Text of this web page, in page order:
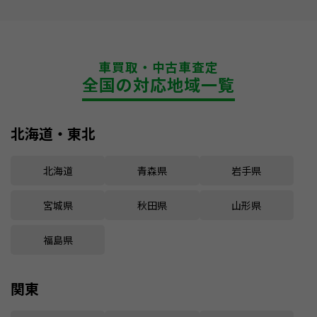
車買取・中古車査定
全国の対応地域一覧
北海道・東北
北海道 青森県 岩手県
宮城県 秋田県 山形県
福島県
関東